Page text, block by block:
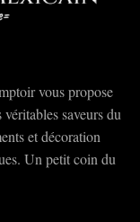
vous propose
saveurs du
et décoration
Un petit coin du